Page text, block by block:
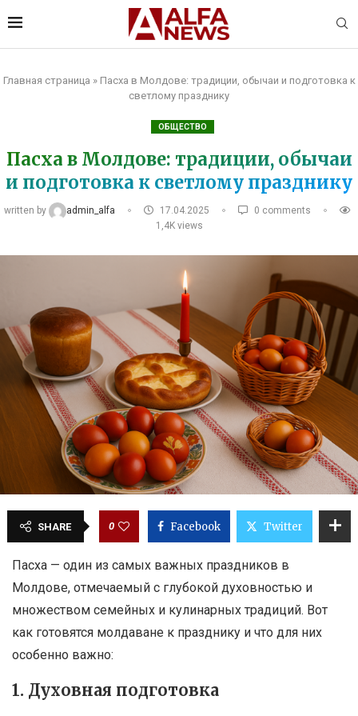
Главная страница » Пасха в Молдове: традиции, обычаи и подготовка к
светлому празднику
ОБЩЕСТВО
Пасха в Молдове: традиции, обычаи
и подготовка к светлому празднику
written by admin_alfa 17.04.2025
0 comments
1,4Kviews
SHARE 0 Facebook Twitter
Пасха — один из самых важных праздников в
Молдове, отмечаемый с глубокой духовностью и
множеством семейных и кулинарных традиций. Вот
как готовятся молдаване к празднику и что для них
особенно важно:
1. Духовная подготовка